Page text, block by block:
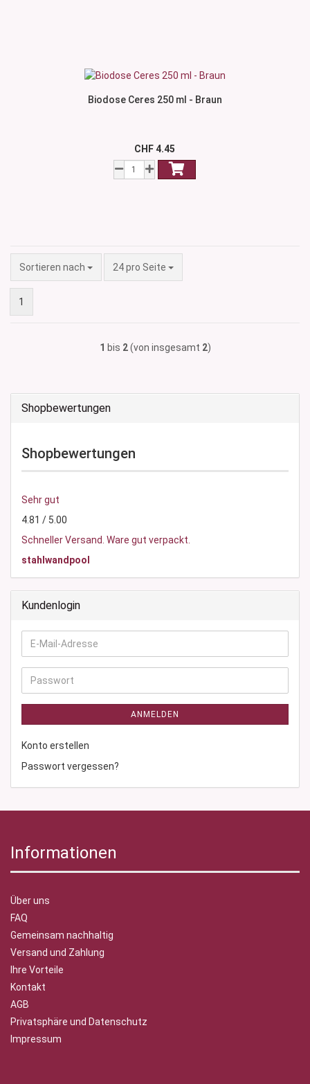
Biodose Ceres 250 ml - Braun
CHF 4.45
Sortieren nach
Sortieren nach 24 pro Seite
pro Seite
1
1 bis 2(von insgesamt 2)
Shopbewertungen
Shopbewertungen
Sehr gut
4.81 / 5.00
Schneller Versand. Ware gut verpackt.
stahlwandpool
Kundenlogin
E-
Mail-
Adresse
Passwort
ANMELDEN
Konto erstellen
Passwort vergessen?
Informationen
Über uns
FAQ
Gemeinsam nachhaltig
Versand und Zahlung
Ihre Vorteile
Kontakt
AGB
Privatsphäre und Datenschutz
Impressum